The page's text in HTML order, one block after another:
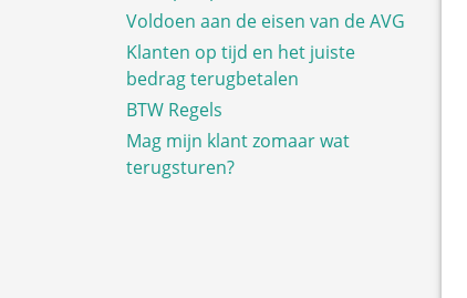
Voldoen aan de eisen van de AVG
Klanten op tijd en het juiste
bedrag terugbetalen
BTW Regels
Mag mijn klant zomaar wat
terugsturen?